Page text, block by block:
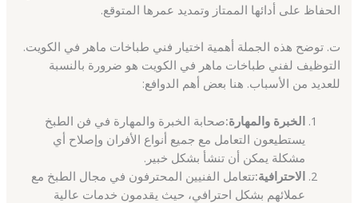
الحفاظ على أدائها الممتاز وتمديد عمرها المتوقع.
ت. توضح هذه الجملة أهمية اختيار فني طباخات ماهر في الكويت.
التوظيف لفني طباخات ماهر في الكويت هو ضرورة بالنسبة
للعديد من الأسباب. هنا بعض أهم الدوافع:
الخبرة والمهارة:صحابة الخبرة والمهارة في فن الطبخ
يستطيعون التعامل مع جميع أنواع الأفران وإصلاح أي
مشكلة يمكن أن تنشأ بشكل خبير.
الاحترافية:تتعامل الفنيين المحترفون في مجال الطبخ مع
عملائهم بشكل احترافي، حيث يقدمون خدمات عالية